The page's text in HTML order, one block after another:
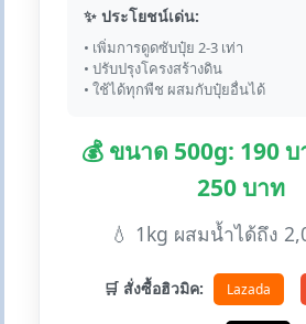
✨ ประโยชน์เด่น:
• เพิ่มการดูดซับปุ๋ย 2-3 เท่า
• ปรับปรุงโครงสร้างดิน
• ใช้ได้ทุกพืช ผสมกับปุ๋ยอื่นได้
💰 ขนาด 500g: 190
250 บาท
💧 1kg ผสมน้ำได้ถึง
🛒 สั่งซื้อฮิวมิค: Lazada